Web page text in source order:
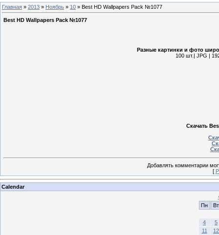
Главная » 2013 » Ноябрь » 10 » Best HD Wallpapers Pack №1077
Best HD Wallpapers Pack №1077
Разные картинки и фото
100 шт.| JPG |
Скачать
Добавлять комментарии
[
Calendar
Пн
Вт
4
5
11
12